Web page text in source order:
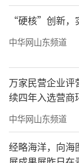
发展高地的
作展区通
成果惠民等
余年的合
慧”到“多边
家间的海洋
“硬核”创新，
中华网山东频道
万家民营企业
续四年入选营商
中华网山东频道
经略海洋，向